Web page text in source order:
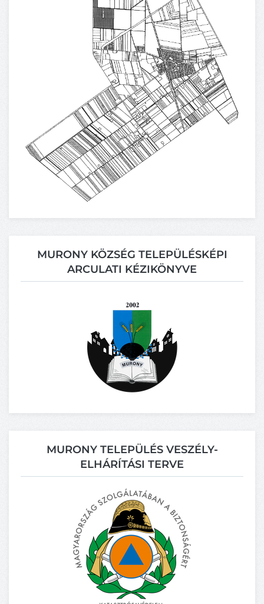
MURONY KÖZSÉG TELEPÜLÉSKÉPI
ARCULATI KÉZIKÖNYVE
MURONY TELEPÜLÉS VESZÉLY-
ELHÁRÍTÁSI TERVE